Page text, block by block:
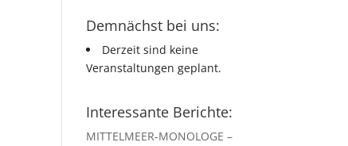
Demnächst bei uns:
Derzeit sind keine
Veranstaltungen geplant.
Interessante Berichte:
MITTELMEER-MONOLOGE –